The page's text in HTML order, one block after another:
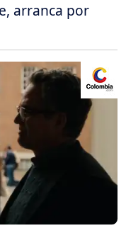
arranca por